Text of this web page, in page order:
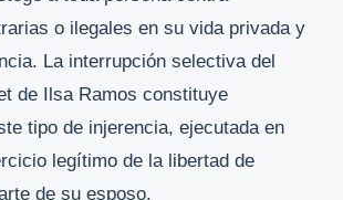
o ilegales en su vida privada y
La interrupción selectiva del
de Ilsa Ramos constituye
tipo de injerencia, ejecutada en
legítimo de la libertad de
de su esposo.